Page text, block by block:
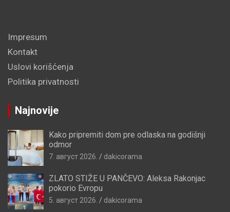
Impresum
Kontakt
Uslovi korišćenja
Politika privatnosti
Najnovije
Kako pripremiti dom pre odlaska na godišnji
odmor
7. август 2026. dakicorama
ZLATO STIŽE U PANČEVO: Aleksa Rakonjac
pokorio Evropu
5. август 2026. dakicorama